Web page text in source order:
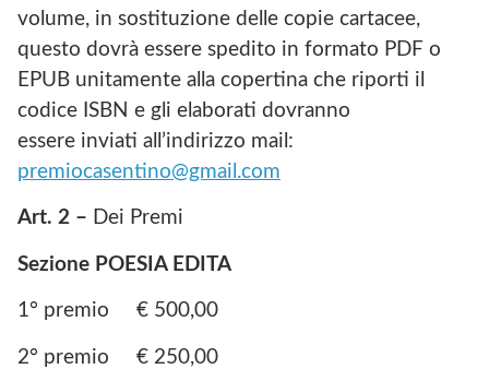
volume, in sostituzione delle copie cartacee,
questo dovrà essere spedito in formato PDF o
EPUB unitamente alla copertina che riporti il
codice ISBN e gli elaborati dovranno
essere inviati all’indirizzo mail:
premiocasentino@gmail.com
Art. 2 – Dei Premi
Sezione POESIA EDITA
1° premio € 500,00
2° premio € 250,00